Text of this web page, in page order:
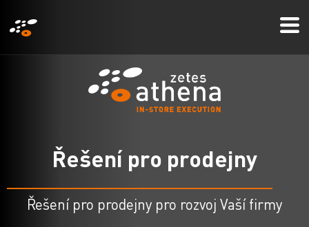
hlavnímu
Řešení pro prodejny
Řešení pro prodejny pro rozvoj Vaší firmy